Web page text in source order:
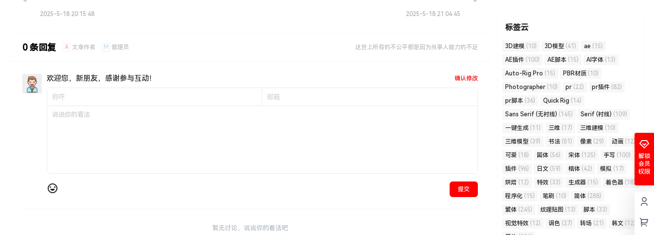
2025-5-18 20:15:48 2025-5-18 21:04:45
0 条回复 A 文章作者 M 管理员 这世上所有的不公平都是因为当事人能力的不足
欢迎您，新朋友，感谢参与互动！ 确认修改
提交
暂无讨论，说说你的看法吧
标签云
3D建模 (10) 3D模型 (41) ae (15)
AE插件 (100) AE脚本 (15) AI字体 (13)
Auto-Rig Pro (15) PBR材质 (10)
Photographer (10) pr (22) pr插件 (82)
pr脚本 (36) Quick Rig (14)
Sans Serif (无衬线) (145) Serif (衬线) (109)
一键生成 (11) 三维 (17) 三维建模 (10)
三维模型 (39) 书法 (81) 像素 (29) 动画 (12)
可爱 (18) 圆体 (56) 宋体 (125) 手写 (100)
插件 (96) 日文 (59) 楷体 (42) 模拟 (17)
烘焙 (12) 特效 (33) 生成器 (15) 着色器 (18)
程序化 (15) 笔刷 (10) 简体 (288)
繁体 (245) 纹理贴图 (13) 脚本 (33)
视觉特效 (12) 调色 (27) 转场 (21) 韩文 (12)
解锁
会员
权限